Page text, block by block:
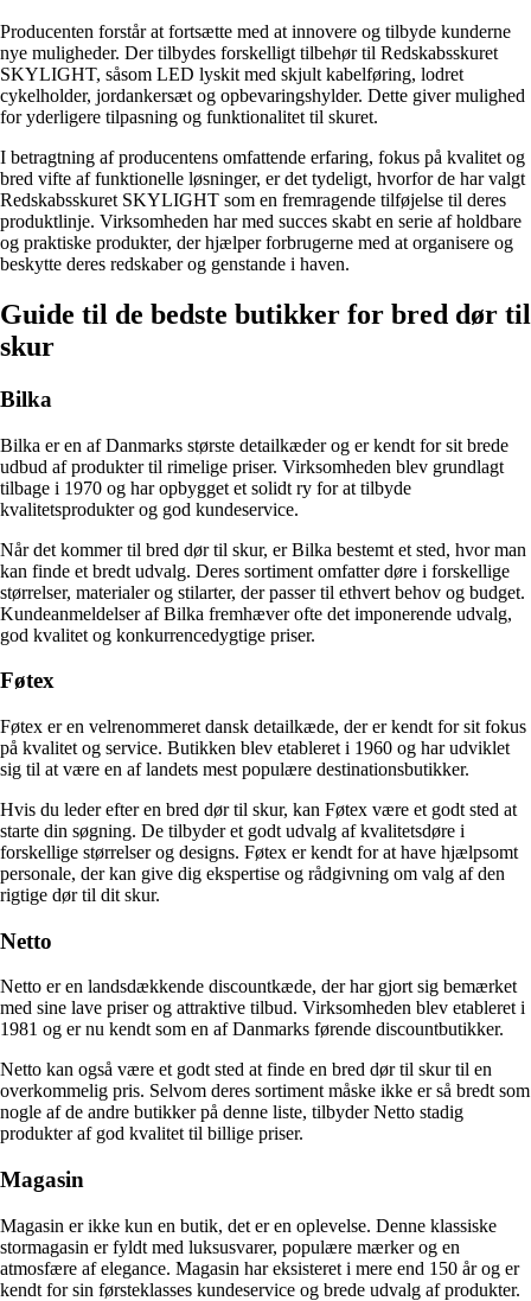
Producenten forstår at fortsætte med at innovere og tilbyde kunderne
nye muligheder. Der tilbydes forskelligt tilbehør til Redskabsskuret
SKYLIGHT, såsom LED lyskit med skjult kabelføring, lodret
cykelholder, jordankersæt og opbevaringshylder. Dette giver mulighed
for yderligere tilpasning og funktionalitet til skuret.
I betragtning af producentens omfattende erfaring, fokus på kvalitet og
bred vifte af funktionelle løsninger, er det tydeligt, hvorfor de har valgt
Redskabsskuret SKYLIGHT som en fremragende tilføjelse til deres
produktlinje. Virksomheden har med succes skabt en serie af holdbare
og praktiske produkter, der hjælper forbrugerne med at organisere og
beskytte deres redskaber og genstande i haven.
Guide til de bedste butikker for bred dør til
skur
Bilka
Bilka er en af Danmarks største detailkæder og er kendt for sit brede
udbud af produkter til rimelige priser. Virksomheden blev grundlagt
tilbage i 1970 og har opbygget et solidt ry for at tilbyde
kvalitetsprodukter og god kundeservice.
Når det kommer til bred dør til skur, er Bilka bestemt et sted, hvor man
kan finde et bredt udvalg. Deres sortiment omfatter døre i forskellige
størrelser, materialer og stilarter, der passer til ethvert behov og budget.
Kundeanmeldelser af Bilka fremhæver ofte det imponerende udvalg,
god kvalitet og konkurrencedygtige priser.
Føtex
Føtex er en velrenommeret dansk detailkæde, der er kendt for sit fokus
på kvalitet og service. Butikken blev etableret i 1960 og har udviklet
sig til at være en af landets mest populære destinationsbutikker.
Hvis du leder efter en bred dør til skur, kan Føtex være et godt sted at
starte din søgning. De tilbyder et godt udvalg af kvalitetsdøre i
forskellige størrelser og designs. Føtex er kendt for at have hjælpsomt
personale, der kan give dig ekspertise og rådgivning om valg af den
rigtige dør til dit skur.
Netto
Netto er en landsdækkende discountkæde, der har gjort sig bemærket
med sine lave priser og attraktive tilbud. Virksomheden blev etableret i
1981 og er nu kendt som en af Danmarks førende discountbutikker.
Netto kan også være et godt sted at finde en bred dør til skur til en
overkommelig pris. Selvom deres sortiment måske ikke er så bredt som
nogle af de andre butikker på denne liste, tilbyder Netto stadig
produkter af god kvalitet til billige priser.
Magasin
Magasin er ikke kun en butik, det er en oplevelse. Denne klassiske
stormagasin er fyldt med luksusvarer, populære mærker og en
atmosfære af elegance. Magasin har eksisteret i mere end 150 år og er
kendt for sin førsteklasses kundeservice og brede udvalg af produkter.